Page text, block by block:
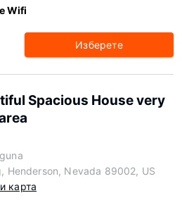
Wifi
Изберете
Spacious House very
Henderson, Nevada 89002, US
карта